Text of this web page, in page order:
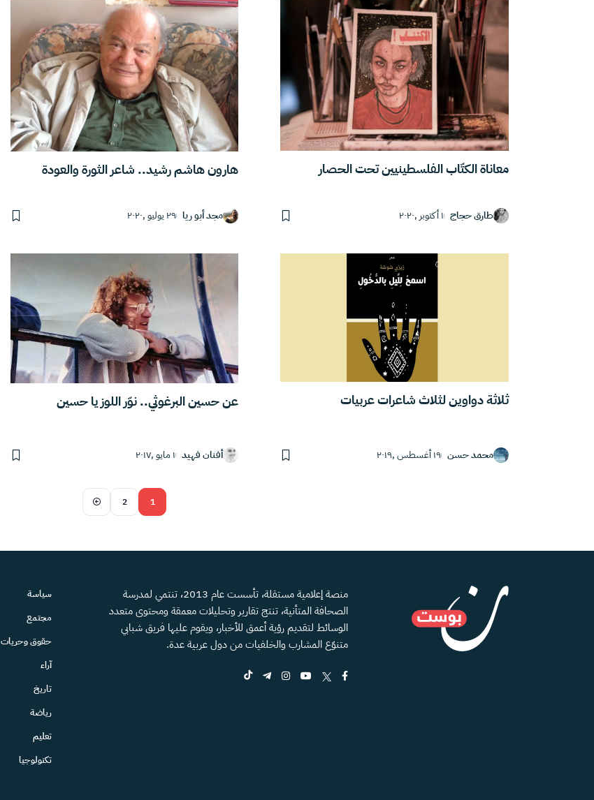
معاناة الكتّاب الفلسطينيين تحت الحصار
طارق حجاج ١ أكتوبر ,٢٠٢٠
هارون هاشم رشيد.. شاعر الثورة والعودة
مجد أبو ريا ٢٩ يوليو ,٢٠٢٠
ثلاثة دواوين لثلاث شاعرات عربيات
محمد حسن ١٩ أغسطس ,٢٠١٩
عن حسين البرغوثي.. نوّر اللوز يا حسين
أفنان فهيد ١ مايو ,٢٠١٧
1
2
منصة إعلامية مستقلة، تأسست عام 2013، تنتمي لمدرسة
الصحافة المتأنية، تنتج تقارير وتحليلات معمقة ومحتوى متعدد
الوسائط لتقديم رؤية أعمق للأخبار، ويقوم عليها فريق شبابي
متنوّع المشارب والخلفيات من دول عربية عدة.
سياسة
مجتمع
حقوق وحريات
آراء
تاريخ
رياضة
تعليم
تكنولوجيا